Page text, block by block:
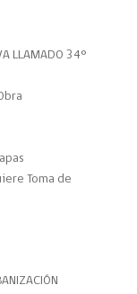
LLAMADO 34°
Toma de